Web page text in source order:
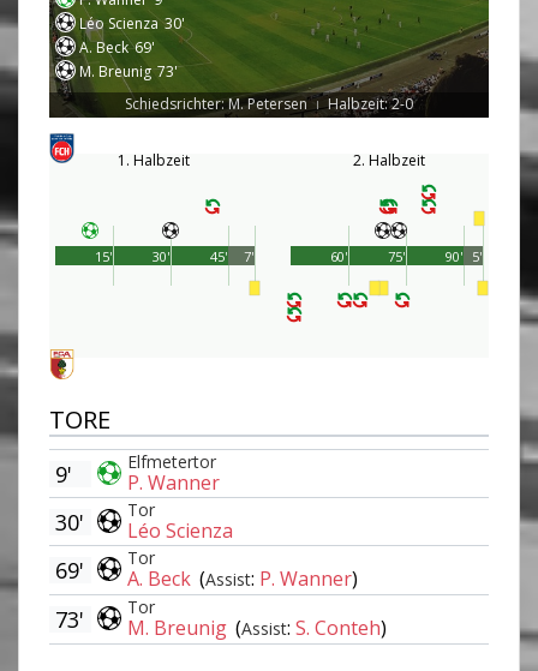
Léo Scienza 30'
A. Beck 69'
M. Breunig 73'
Schiedsrichter: M. Petersen
| Halbzeit: 2-0
1. Halbzeit
45'
15' 30' 7'
2. Halbzeit
90'
60' 75' 5'
TORE
Elfmetertor
P. Wanner
9'
Tor
Léo Scienza
30'
Tor
A. Beck (Assist: P. Wanner)
69'
Tor
M. Breunig (Assist: S. Conteh)
73'